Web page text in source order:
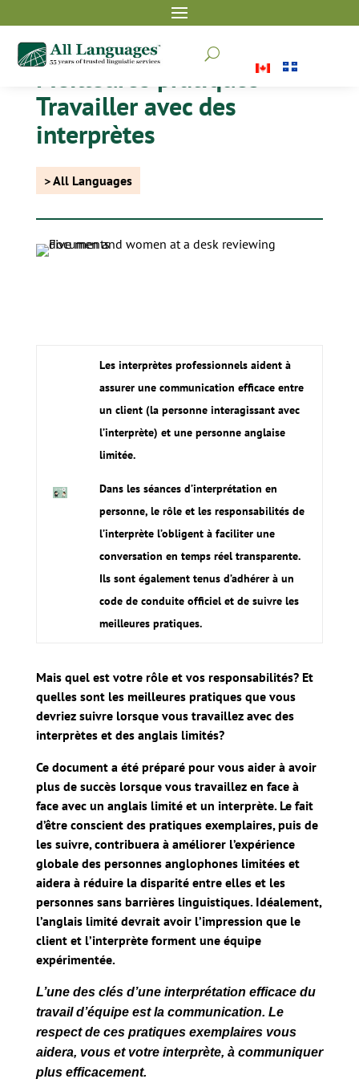
U
Meilleures pratiques –
Travailler avec des
interprètes
> All Languages
Les interprètes professionnels aident à
assurer une communication efficace entre
un client (la personne interagissant avec
l’interprète) et une personne anglaise
limitée.
Dans les séances d’interprétation en
personne, le rôle et les responsabilités de
l’interprète l’obligent à faciliter une
conversation en temps réel transparente.
Ils sont également tenus d’adhérer à un
code de conduite officiel et de suivre les
meilleures pratiques.
Mais quel est votre rôle et vos responsabilités? Et
quelles sont les meilleures pratiques que vous
devriez suivre lorsque vous travaillez avec des
interprètes et des anglais limités?
Ce document a été préparé pour vous aider à avoir
plus de succès lorsque vous travaillez en face à
face avec un anglais limité et un interprète. Le fait
d’être conscient des pratiques exemplaires, puis de
les suivre, contribuera à améliorer l’expérience
globale des personnes anglophones limitées et
aidera à réduire la disparité entre elles et les
personnes sans barrières linguistiques. Idéalement,
l’anglais limité devrait avoir l’impression que le
client et l’interprète forment une équipe
expérimentée.
L’une des clés d’une interprétation efficace du
travail d’équipe est la communication. Le
respect de ces pratiques exemplaires vous
aidera, vous et votre interprète, à communiquer
plus efficacement.